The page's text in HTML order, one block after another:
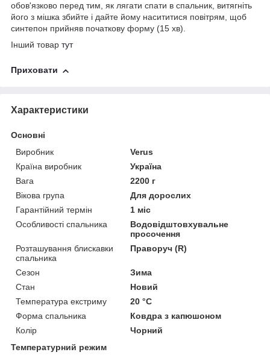
обов'язково перед тим, як лягати спати в спальник, витягніть
його з мішка збийте і дайте йому насититися повітрям, щоб
синтепон прийняв початкову форму (15 хв).
Інший товар тут
Приховати
Характеристики
Основні
Виробник
Verus
Країна виробник
Україна
Вага
2200 г
Вікова група
Для дорослих
Гарантійний термін
1 міс
Особливості спальника
Водовідштовхувальне
просочення
Розташування блискавки
спальника
Праворуч (R)
Сезон
Зима
Стан
Новий
Температура екстриму
20 °С
Форма спальника
Ковдра з капюшоном
Колір
Чорний
Температурний режим